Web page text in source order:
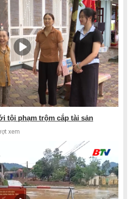
tội phạm trộm cắp tài sản
xem